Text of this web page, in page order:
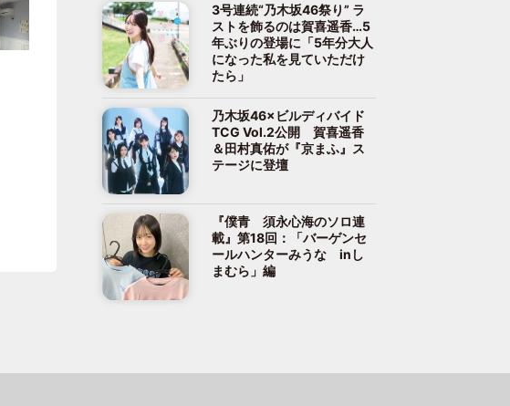
3号連続“乃木坂46祭り” ラ
ストを飾るのは賀喜遥香…5
年ぶりの登場に「5年分大人
になった私を見ていただけ
たら」
乃木坂46×ビルディバイド
TCG Vol.2公開 賀喜遥香
＆田村真佑が『京まふ』ス
テージに登壇
『僕青 須永心海のソロ連
載』第18回：「バーゲンセ
ールハンターみうな inし
まむら」編